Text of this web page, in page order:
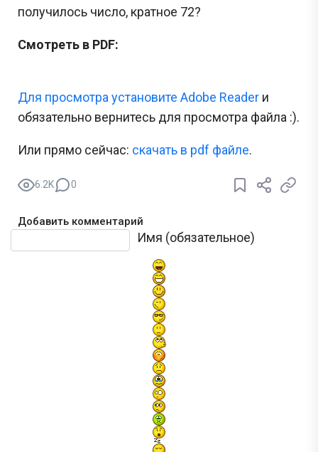
получилось число, кратное 72?
Смотреть в PDF:
Для просмотра установите Adobe Reader и
обязательно вернитесь для просмотра файла :).
Или прямо сейчас: cкачать в pdf файле.
6.2K 0
Добавить комментарий
Имя (обязательное)